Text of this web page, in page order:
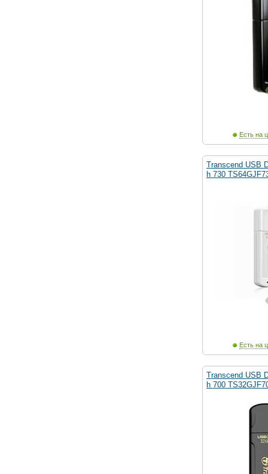
Есть на
Transcend USB
h 730
Есть на
Transcend USB
h 700